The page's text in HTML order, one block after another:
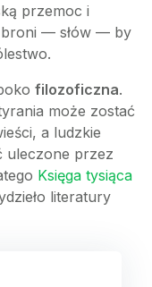
przemoc i
broni — słów — by
filozoficzna.
może zostać
a ludzkie
uleczone przez
Księga tysiąca
literatury